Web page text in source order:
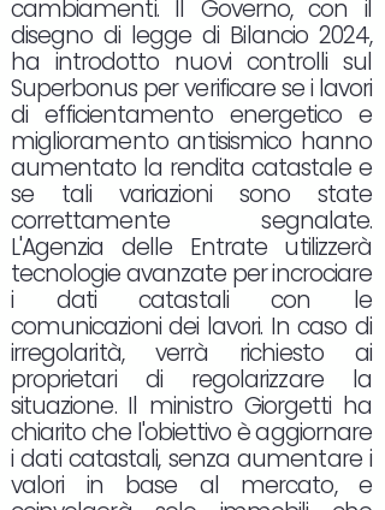
cambiamenti. Il Governo, con il
disegno di legge di Bilancio 2024,
ha introdotto nuovi controlli sul
Superbonus per verificare se i lavori
di efficientamento energetico e
miglioramento antisismico hanno
aumentato la rendita catastale e
se tali variazioni sono state
correttamente segnalate.
L'Agenzia delle Entrate utilizzerà
tecnologie avanzate per incrociare
i dati catastali con le
comunicazioni dei lavori. In caso di
irregolarità, verrà richiesto ai
proprietari di regolarizzare la
situazione. Il ministro Giorgetti ha
chiarito che l'obiettivo è aggiornare
i dati catastali, senza aumentare i
valori in base al mercato, e